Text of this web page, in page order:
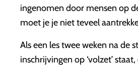
ingenomen door mensen op
moet je je niet teveel
Als een les twee weken na de
inschrijvingen op ‘volzet’